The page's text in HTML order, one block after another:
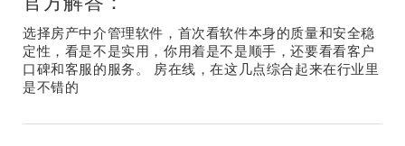
选择房产中介管理软件，首次看软件本身的质量和安全稳
定性，看是不是实用，你用着是不是顺手，还要看看客户
口碑和客服的服务。 房在线，在这几点综合起来在行业里
是不错的